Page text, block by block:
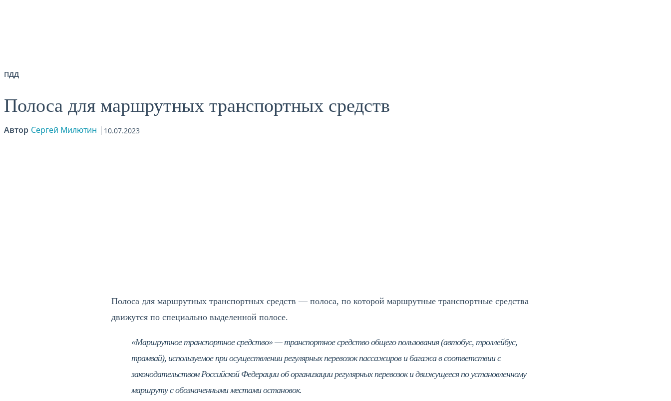
ПДД
Полоса для маршрутных транспортных средств
Автор Сергей Милютин 10.07.2023
Полоса для маршрутных транспортных средств — полоса, по которой маршрутные транспортные средства
движутся по специально выделенной полосе.
«Маршрутное транспортное средство» — транспортное средство общего пользования (автобус, троллейбус,
трамвай), используемое при осуществлении регулярных перевозок пассажиров и багажа в соответствии с
законодательством Российской Федерации об организации регулярных перевозок и движущееся по установленному
маршруту с обозначенными местами остановок.